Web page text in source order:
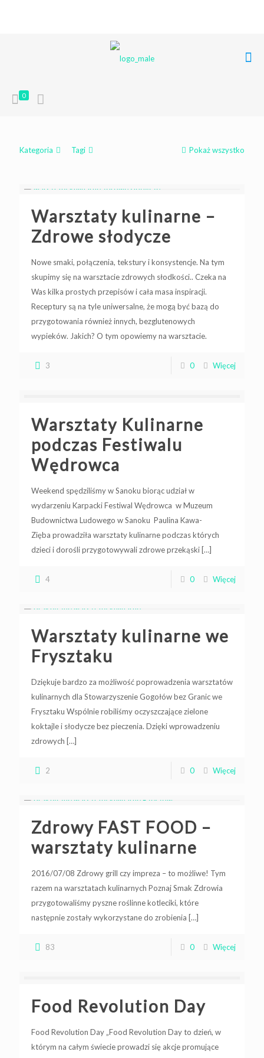
0
Kategoria Tagi Pokaż wszystko
Warsztaty kulinarne –
Zdrowe słodycze
Nowe smaki, połączenia, tekstury i konsystencje. Na tym
skupimy się na warsztacie zdrowych słodkości.. Czeka na
Was kilka prostych przepisów i cała masa inspiracji.
Receptury są na tyle uniwersalne, że mogą być bazą do
przygotowania również innych, bezglutenowych
wypieków. Jakich? O tym opowiemy na warsztacie.
3 0 Więcej
Warsztaty Kulinarne
podczas Festiwalu
Wędrowca
Weekend spędziliśmy w Sanoku biorąc udział w
wydarzeniu Karpacki Festiwal Wędrowca w Muzeum
Budownictwa Ludowego w Sanoku Paulina Kawa-
Zięba prowadziła warsztaty kulinarne podczas których
dzieci i dorośli przygotowywali zdrowe przekąski […]
4 0 Więcej
Warsztaty kulinarne we
Frysztaku
Dziękuje bardzo za możliwość poprowadzenia warsztatów
kulinarnych dla Stowarzyszenie Gogołów bez Granic we
Frysztaku Wspólnie robiliśmy oczyszczające zielone
koktajle i słodycze bez pieczenia. Dzięki wprowadzeniu
zdrowych […]
2 0 Więcej
Zdrowy FAST FOOD –
warsztaty kulinarne
2016/07/08 Zdrowy grill czy impreza – to możliwe! Tym
razem na warsztatach kulinarnych Poznaj Smak Zdrowia
przygotowaliśmy pyszne roślinne kotleciki, które
następnie zostały wykorzystane do zrobienia […]
83 0 Więcej
Food Revolution Day
Food Revolution Day „Food Revolution Day to dzień, w
którym na całym świecie prowadzi się akcje promujące